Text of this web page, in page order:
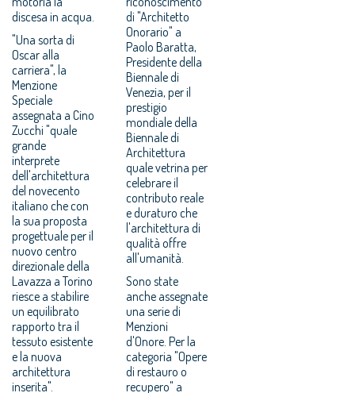
discesa in acqua.
"Una sorta di
Oscar alla
carriera", la
Menzione
Speciale
assegnata a Cino
Zucchi "quale
grande
interprete
dell'architettura
del novecento
italiano che con
la sua proposta
progettuale per il
nuovo centro
direzionale della
Lavazza a Torino
riesce a stabilire
un equilibrato
rapporto tra il
tessuto esistente
e la nuova
architettura
inserita".
di "Architetto
Onorario" a
Paolo Baratta,
Presidente della
Biennale di
Venezia, per il
prestigio
mondiale della
Biennale di
Architettura
quale vetrina per
celebrare il
contributo reale
e duraturo che
l'architettura di
qualità offre
all'umanità.
Sono state
anche assegnate
una serie di
Menzioni
d'Onore. Per la
categoria "Opere
di restauro o
recupero" a